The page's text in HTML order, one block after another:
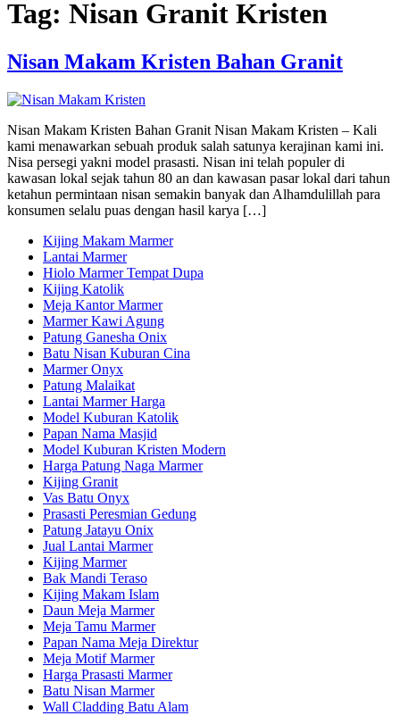
Tag: Nisan Granit Kristen
Nisan Makam Kristen Bahan Granit
Nisan Makam Kristen Bahan Granit Nisan Makam Kristen – Kali
kami menawarkan sebuah produk salah satunya kerajinan kami ini.
Nisa persegi yakni model prasasti. Nisan ini telah populer di
kawasan lokal sejak tahun 80 an dan kawasan pasar lokal dari tahun
ketahun permintaan nisan semakin banyak dan Alhamdulillah para
konsumen selalu puas dengan hasil karya […]
Kijing Makam Marmer
Lantai Marmer
Hiolo Marmer Tempat Dupa
Kijing Katolik
Meja Kantor Marmer
Marmer Kawi Agung
Patung Ganesha Onix
Batu Nisan Kuburan Cina
Marmer Onyx
Patung Malaikat
Lantai Marmer Harga
Model Kuburan Katolik
Papan Nama Masjid
Model Kuburan Kristen Modern
Harga Patung Naga Marmer
Kijing Granit
Vas Batu Onyx
Prasasti Peresmian Gedung
Patung Jatayu Onix
Jual Lantai Marmer
Kijing Marmer
Bak Mandi Teraso
Kijing Makam Islam
Daun Meja Marmer
Meja Tamu Marmer
Papan Nama Meja Direktur
Meja Motif Marmer
Harga Prasasti Marmer
Batu Nisan Marmer
Wall Cladding Batu Alam